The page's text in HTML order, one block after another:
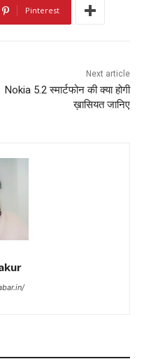
Pinterest
Next article
Nokia 5.2 स्मार्टफोन की क्या होगी
ख़ासियत जानिए